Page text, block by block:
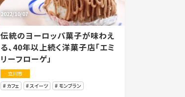
2022/10/07
伝統のヨーロッパ菓子が味わえ
る、40年以上続く洋菓子店「エミ
リーフローゲ」
立川市
カフェ
スイーツ モンブラン